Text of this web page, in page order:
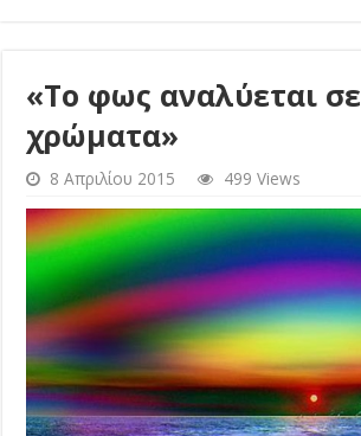
«Το φως αναλύεται σε
χρώματα»
8 Απριλίου 2015 499 Views